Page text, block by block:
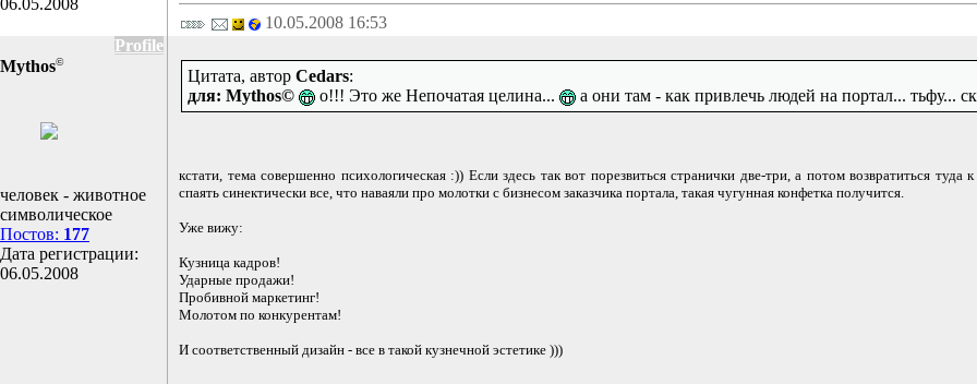
06.05.2008
10.05.2008 16:53
Profile
Mythos©
человек - животное
символическое
Постов: 177
Дата регистрации:
06.05.2008
Цитата, автор Cedars:
для: Mythos©
о!!! Это же Непочатая целина... а они там - как привлечь людей на портал... тьфу...
кстати, тема совершенно психологическая :)) Если здесь так вот порезвиться странички две-три, а потом возвратиться
спаять синектически все, что наваяли про молотки с бизнесом заказчика портала, такая чугунная конфетка получится.
Уже вижу:
Кузница кадров!
Ударные продажи!
Пробивной маркетинг!
Молотом по конкурентам!
И соответственный дизайн - все в такой кузнечной эстетике )))